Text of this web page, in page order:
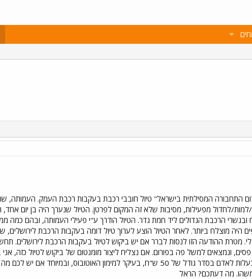
התחבורה המסילתית בישראל" טיול חובבי רכבת בעקבות רכבת העמק. העמותה,
לחדול מפעילות, מסיבות שלא זה המקום לפרטן. הטיול שנערך היה בן יום אחד,
הרכבת הגדולים ליד חמת גדר. הטיול הודרך ע"י פעילי העמותה, ובהם כמה
המשתתפים היה מוצלח ביותר. לאחר הטיול הוצע לערוך טיול דומה בעקבות הרכבת
לי. מטרת ההודעה הזו לנסות לברר אם יש ביקוש לטיול בעקבות הרכבת לירושלים.
ונמצאים למשל פה בפורום. אם נצליח ליצור מומנטום של ביקוש לטיול כזה, אני
בלי העמותה. אז אם הייתם רוצים להשתתף בטיול כזה, בעלות לאדם בסדר גודל של 50 ש"ח, בעיקר למימון
משהו. מה דעתכם? הראל